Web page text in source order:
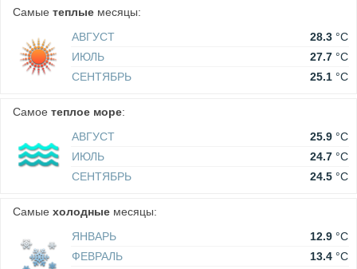
Самые теплые месяцы:
АВГУСТ
28.3 °C
ИЮЛЬ
27.7 °C
СЕНТЯБРЬ
25.1 °C
Самое теплое море:
АВГУСТ
25.9 °C
ИЮЛЬ
24.7 °C
СЕНТЯБРЬ
24.5 °C
Самые холодные месяцы:
ЯНВАРЬ
12.9 °C
ФЕВРАЛЬ
13.4 °C